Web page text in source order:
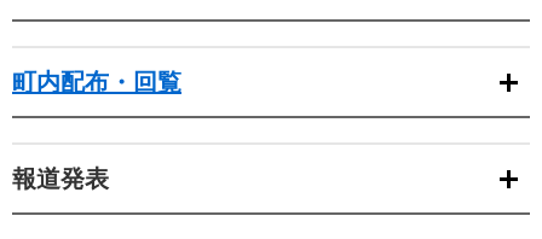
町内配布・回覧
報道発表